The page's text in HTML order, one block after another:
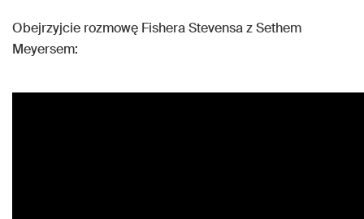
Obejrzyjcie rozmowę Fishera Stevensa z Sethem
Meyersem: